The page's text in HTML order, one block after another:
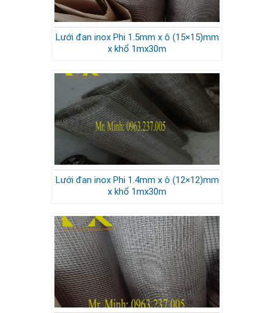
Lưới đan inox Phi 1.5mm x ô (15×15)mm
x khổ 1mx30m
Lưới đan inox Phi 1.4mm x ô (12×12)mm
x khổ 1mx30m